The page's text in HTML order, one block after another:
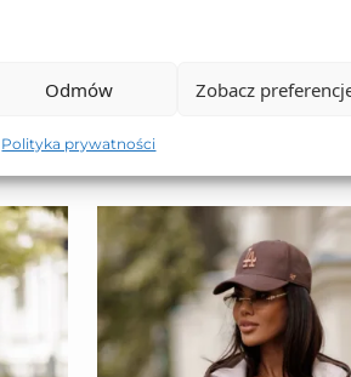
Odmów Zobacz
Polityka prywatności
SPRZEDAJE